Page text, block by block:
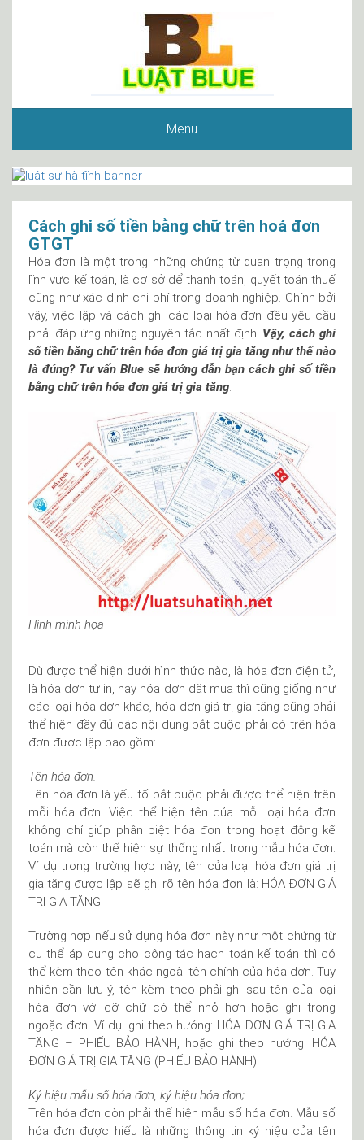
Menu
Cách ghi số tiền bằng chữ trên hoá đơn
GTGT
Hóa đơn là một trong những chứng từ quan trọng trong
lĩnh vực kế toán, là cơ sở để thanh toán, quyết toán thuế
cũng như xác định chi phí trong doanh nghiệp. Chính bởi
vậy, việc lập và cách ghi các loại hóa đơn đều yêu cầu
phải đáp ứng những nguyên tắc nhất định. Vậy, cách ghi
số tiền bằng chữ trên hóa đơn giá trị gia tăng như thế nào
là đúng? Tư vấn Blue sẽ hướng dẫn bạn cách ghi số tiền
bằng chữ trên hóa đơn giá trị gia tăng
Hình minh họa
Dù được thể hiện dưới hình thức nào, là hóa đơn điện tử,
là hóa đơn tự in, hay hóa đơn đặt mua thì cũng giống như
các loại hóa đơn khác, hóa đơn giá trị gia tăng cũng phải
thể hiện đầy đủ các nội dung bắt buộc phải có trên hóa
đơn được lập bao gồm:
Tên hóa đơn.
Tên hóa đơn là yếu tố bắt buộc phải được thể hiện trên
mỗi hóa đơn. Việc thể hiện tên của mỗi loại hóa đơn
không chỉ giúp phân biệt hóa đơn trong hoạt động kế
toán mà còn thể hiện sự thống nhất trong mẫu hóa đơn.
Ví dụ trong trường hợp này, tên của loại hóa đơn giá trị
gia tăng được lập sẽ ghi rõ tên hóa đơn là: HÓA ĐƠN GIÁ
TRỊ GIA TĂNG.
Trường hợp nếu sử dụng hóa đơn này như một chứng từ
cụ thể áp dụng cho công tác hạch toán kế toán thì có
thể kèm theo tên khác ngoài tên chính của hóa đơn. Tuy
nhiên cần lưu ý, tên kèm theo phải ghi sau tên của loại
hóa đơn với cỡ chữ có thể nhỏ hơn hoặc ghi trong
ngoặc đơn. Ví dụ: ghi theo hướng: HÓA ĐƠN GIÁ TRỊ GIA
TĂNG – PHIẾU BẢO HÀNH, hoặc ghi theo hướng: HÓA
ĐƠN GIÁ TRỊ GIA TĂNG (PHIẾU BẢO HÀNH).
Ký hiệu mẫu số hóa đơn, ký hiệu hóa đơn;
Trên hóa đơn còn phải thể hiện mẫu số hóa đơn. Mẫu số
hóa đơn được hiểu là những thông tin ký hiệu của tên